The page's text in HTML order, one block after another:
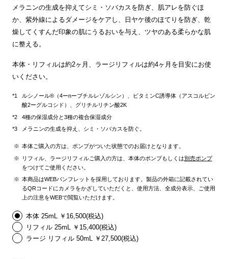
メラニンの生成を抑えてシミ・ソバカスを防ぎ、肌アレを防ぐほ
か、紫外線によるダメージをケアし、日ヤケ後のほてりを防ぎ、乾
燥してくすんだ印象の肌にうるおいを与え、ツヤのある柔らかな肌
に整える。
本体・リフィルは約2ヶ月、ラージリフィルは約4ヶ月を目安にお使
いください。
ルシノール®（4ーnーブチルレゾルシン）、ビタミンC誘導体（アスコルビン
酸2ーグルコシド）、グリチルリチン酸2K
4種の保湿成分と3種の複合保湿成分
メラニンの生成を抑え、シミ・ソバカスを防ぐ。
本体ご購入の方は、ポンプがついた状態でのお届けとなります。
リフィル、ラージリフィルご購入の方は、本体のポンプもしくは別売ポンプ
をつけてご使用ください。
本商品はWEBパンフレットを採用しております。製品の外箱に記載されてい
るQRコードにカメラをかざしていただくと、使用方法、全成分表示、ご使用
上の注意をWEBで閲覧いただけます。
本体 25mL ￥16,500(税込)
リフィル 25mL ￥15,400(税込)
ラージ リフィル 50mL ￥27,500(税込)